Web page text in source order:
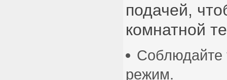
подачей,
комнатной
Соблюдайте
режим.